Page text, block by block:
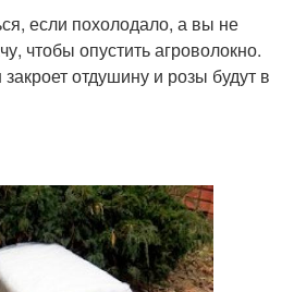
если похолодало, а вы не
чтобы опустить агроволокно.
отдушину и розы будут в